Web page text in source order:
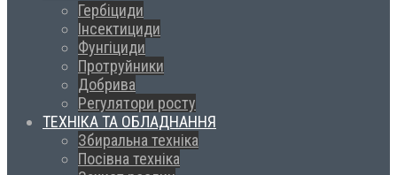
Гербіциди
Інсектициди
Фунгіциди
Протруйники
Добрива
Регулятори росту
ТЕХНІКА ТА ОБЛАДНАННЯ
Збиральна техніка
Посівна техніка